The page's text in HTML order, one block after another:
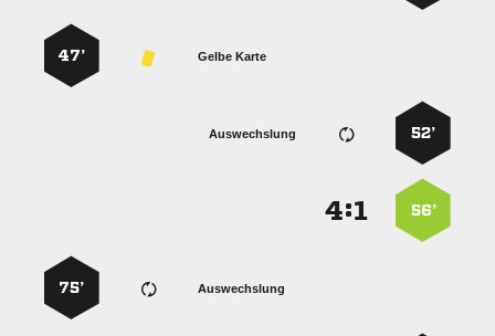
Gelbe Karte
47’
52’
Auswechslung
56’
:
Auswechslung
75’